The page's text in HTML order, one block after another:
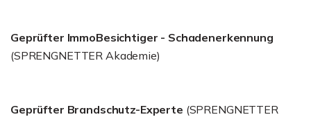
Geprüfter ImmoBesichtiger - Schadenerkennung
(SPRENGNETTER Akademie)
Geprüfter Brandschutz-Experte (SPRENGNETTER